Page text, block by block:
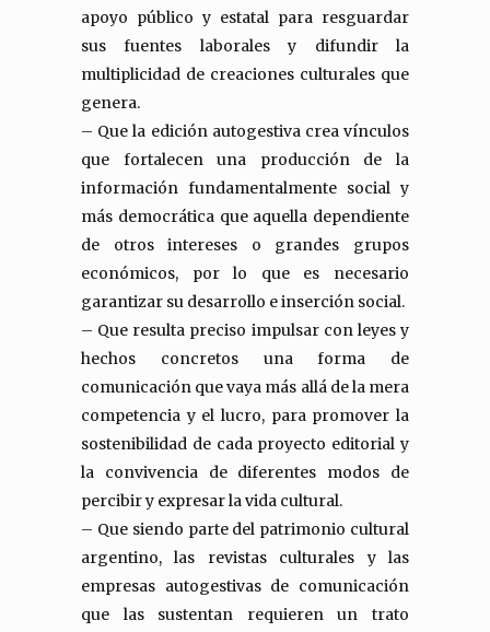
apoyo público y estatal para resguardar
sus fuentes laborales y difundir la
multiplicidad de creaciones culturales que
genera.
– Que la edición autogestiva crea vínculos
que fortalecen una producción de la
información fundamentalmente social y
más democrática que aquella dependiente
de otros intereses o grandes grupos
económicos, por lo que es necesario
garantizar su desarrollo e inserción social.
– Que resulta preciso impulsar con leyes y
hechos concretos una forma de
comunicación que vaya más allá de la mera
competencia y el lucro, para promover la
sostenibilidad de cada proyecto editorial y
la convivencia de diferentes modos de
percibir y expresar la vida cultural.
– Que siendo parte del patrimonio cultural
argentino, las revistas culturales y las
empresas autogestivas de comunicación
que las sustentan requieren un trato